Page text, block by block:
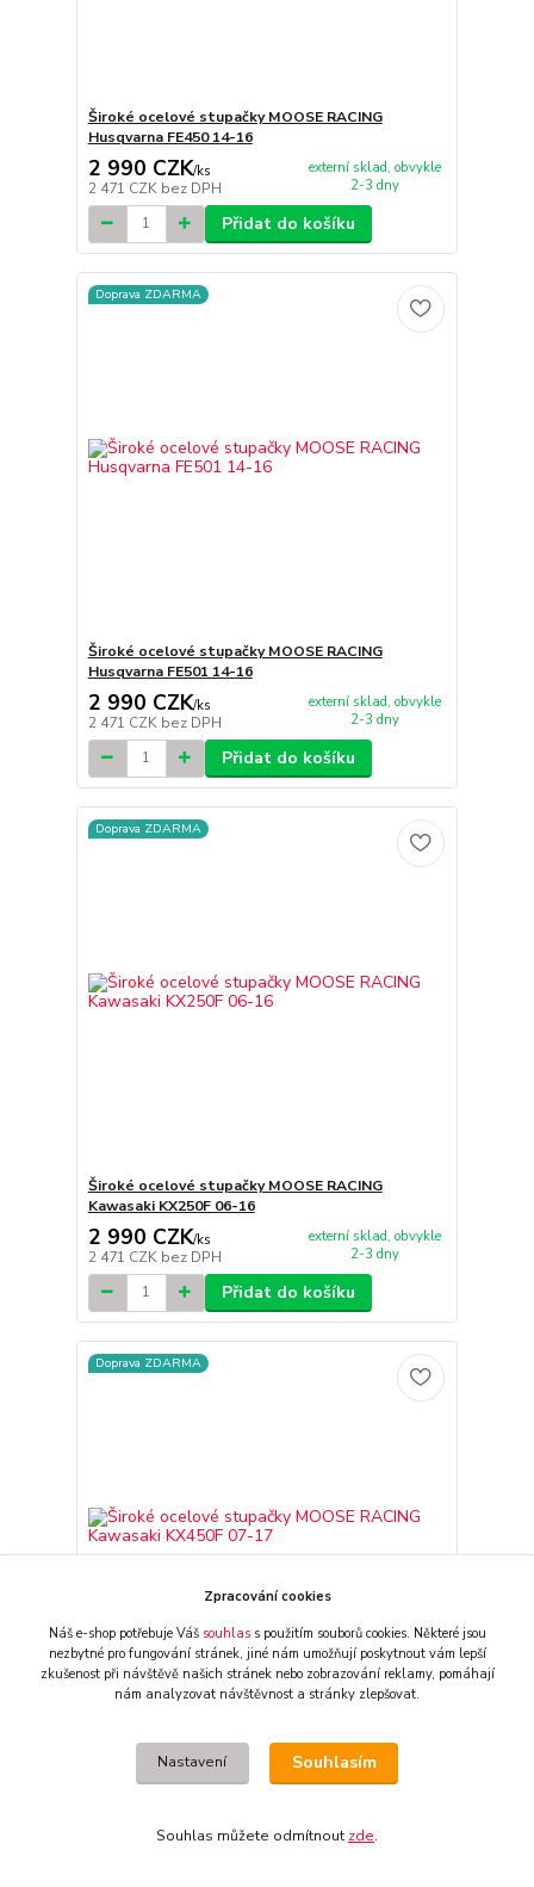
Široké ocelové stupačky MOOSE RACING
Husqvarna FE450 14-16
2 990 CZK/ks
2 471 CZK bez DPH
externí sklad, obvykle
2-3 dny
Přidat do košíku
Doprava ZDARMA
Široké ocelové stupačky MOOSE RACING
Husqvarna FE501 14-16
2 990 CZK/ks
2 471 CZK bez DPH
externí sklad, obvykle
2-3 dny
Přidat do košíku
Doprava ZDARMA
Široké ocelové stupačky MOOSE RACING
Kawasaki KX250F 06-16
2 990 CZK/ks
2 471 CZK bez DPH
externí sklad, obvykle
2-3 dny
Přidat do košíku
Doprava ZDARMA
Kawasaki KX450F 07-17
2 990 CZK
2 471 CZKbez DPH
externí sklad, obvykle
2-3 dny
Přidat do košíku
Zpracování cookies
Náš e-shop potřebuje Váš souhlass použitím souborů cookies. Některé jsou
nezbytné pro fungování stránek, jiné nám umožňují poskytnout vám lepší
zkušenost při návštěvě našich stránek nebo zobrazování reklamy, pomáhají
nám analyzovat návštěvnost a stránky zlepšovat.
Nastavení Souhlasím
Souhlas můžete odmítnout zde.